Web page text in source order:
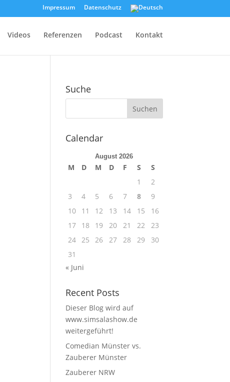
Impressum Datenschutz
Videos Referenzen Podcast Kontakt
Suche
Calendar
August 2026
M D M D F S
S
1
2
3
4 5 6 7 8
9
10
11 12 13 14 15
16
17
18 19 20 21 22
23
24 25 26 27 28 29
30
31
« Juni
Recent Posts
Dieser Blog wird auf
www.simsalashow.de
weitergeführt!
Comedian Münster vs.
Zauberer Münster
Zauberer NRW